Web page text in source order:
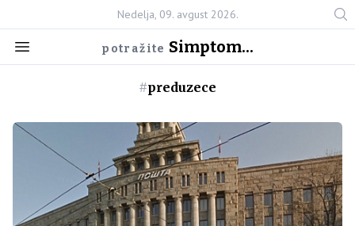
Nedelja, 09. avgust 2026.
potražite Simptom...
#preduzece